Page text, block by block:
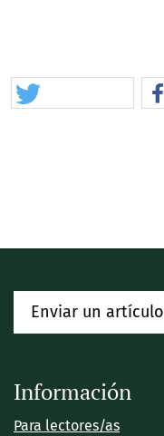
Enviar un artículo
Información
Para lectores/as